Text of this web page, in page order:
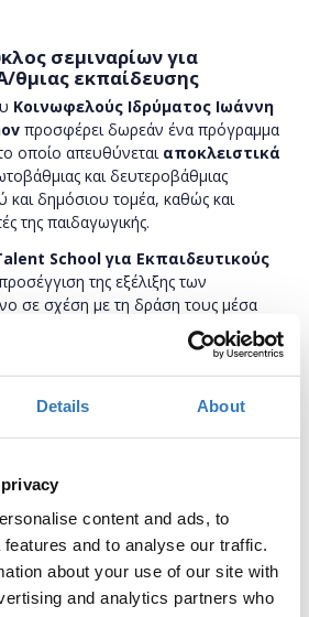
Details About
content and ads, to
and to analyse our traffic.
about your use of our site with
and analytics partners who
σεμιναρίων για
θμιας εκπαίδευσης
Κοινωφελούς Ιδρύματος Ιωάννη
προσφέρει δωρεάν ένα πρόγραμμα
οποίο απευθύνεται αποκλειστικά
και δευτεροβάθμιας
και δημόσιου τομέα, καθώς και
της παιδαγωγικής.
School για Εκπαιδευτικούς
της εξέλιξης των
σε σχέση με τη δράση τους μέσα
επαγγελματίες. Επιπροσθέτως, το
στην ενίσχυση της ψυχικής
καθώς ανήκουν σε ομάδα
εμφάνιση του συνδρόμου της
σεμινάρια και των τεσσάρων
Δεξιότητες
& Συναισθηματική